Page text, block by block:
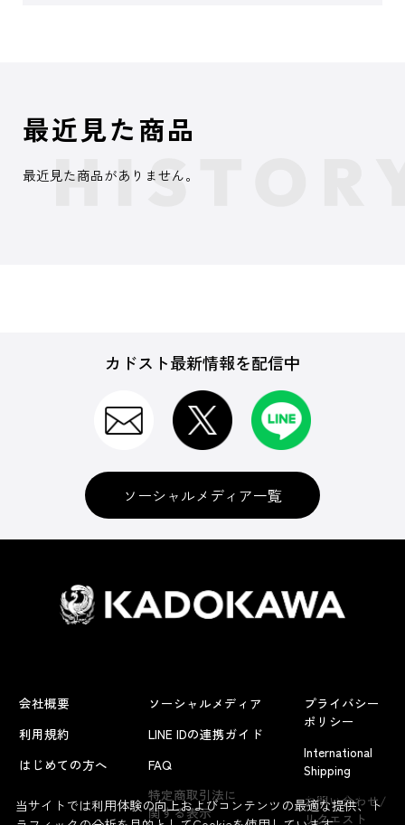
よくあるお問い合わせ
最近見た商品
最近見た商品がありません。
カドスト最新情報を配信中
ソーシャルメディア一覧
会社概要
利用規約
はじめての方へ
ソーシャルメディア
LINE IDの連携ガイド
FAQ
特定商取引法に
関する表示
プライバシー
ポリシー
International
Shipping
お問い合わせ/
リクエスト
当サイトでは利用体験の向上およびコンテンツの最適な提供、ト